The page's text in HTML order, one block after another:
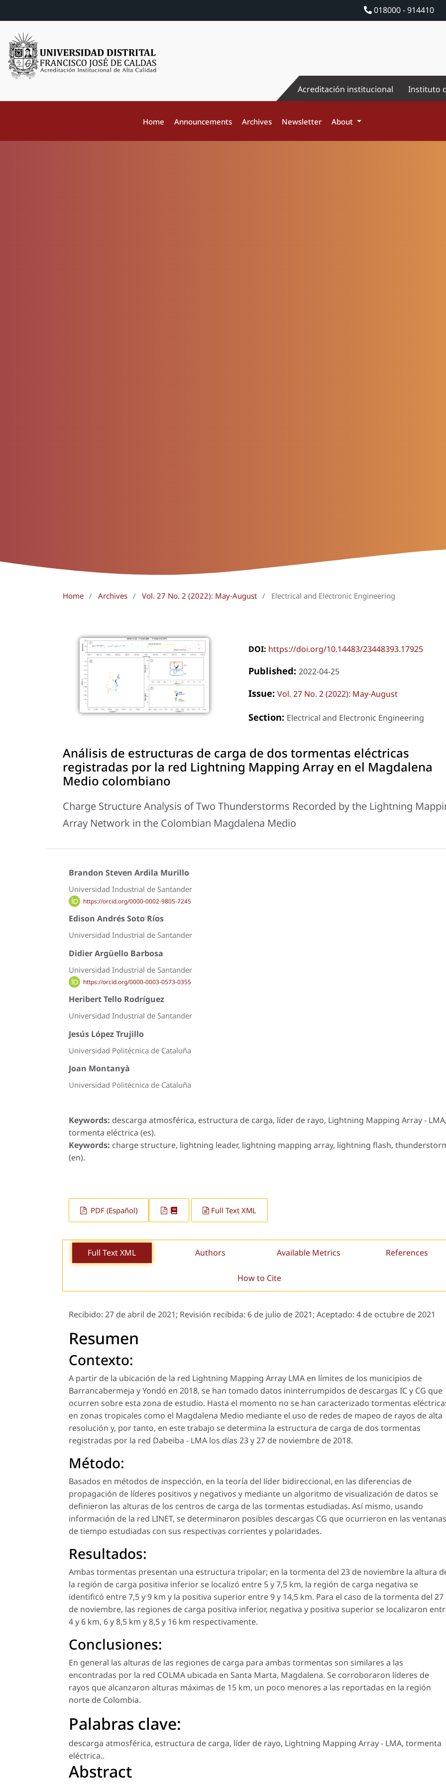
018000 - 914410
Acreditación institucional Instituto
Home Announcements Archives Newsletter About
Home / Archives / Vol. 27 No. 2 (2022): May-August / Electrical and Electronic Engineering
DOI: https://doi.org/10.14483/23448393.17925
Published: 2022-04-25
Issue: Vol. 27 No. 2 (2022): May-August
Section: Electrical and Electronic Engineering
Análisis de estructuras de carga de dos tormentas eléctricas
registradas por la red Lightning Mapping Array en el Magdalena
Medio colombiano
Charge Structure Analysis of Two Thunderstorms Recorded by the Lightning
Array Network in the Colombian Magdalena Medio
Brandon Steven Ardila Murillo
Universidad Industrial de Santander
https://orcid.org/0000-0002-9805-7245
Edison Andrés Soto Ríos
Universidad Industrial de Santander
Didier Argüello Barbosa
Universidad Industrial de Santander
https://orcid.org/0000-0003-0573-0355
Heribert Tello Rodríguez
Universidad Industrial de Santander
Jesús López Trujillo
Universidad Politécnica de Cataluña
Joan Montanyà
Universidad Politécnica de Cataluña
Keywords: descarga atmosférica, estructura de carga, líder de rayo, Lightning Mapping Array -
tormenta eléctrica (es).
Keywords: charge structure, lightning leader, lightning mapping array, lightning flash,
(en).
PDF (Español) Full Text XML
Full Text XML Authors Available Metrics References
How to Cite
Recibido: 27 de abril de 2021; Revisión recibida: 6 de julio de 2021; Aceptado: 4 de octubre de 2021
Resumen
Contexto:
A partir de la ubicación de la red Lightning Mapping Array LMA en límites de los municipios de
Barrancabermeja y Yondó en 2018, se han tomado datos ininterrumpidos de descargas IC y CG que
ocurren sobre esta zona de estudio. Hasta el momento no se han caracterizado tormentas
en zonas tropicales como el Magdalena Medio mediante el uso de redes de mapeo de rayos de alta
resolución y, por tanto, en este trabajo se determina la estructura de carga de dos tormentas
registradas por la red Dabeiba - LMA los días 23 y 27 de noviembre de 2018.
Método:
Basados en métodos de inspección, en la teoría del líder bidireccional, en las diferencias de
propagación de líderes positivos y negativos y mediante un algoritmo de visualización de datos se
definieron las alturas de los centros de carga de las tormentas estudiadas. Así mismo, usando
información de la red LINET, se determinaron posibles descargas CG que ocurrieron en las ventanas
de tiempo estudiadas con sus respectivas corrientes y polaridades.
Resultados:
Ambas tormentas presentan una estructura tripolar; en la tormenta del 23 de noviembre la altura
la región de carga positiva inferior se localizó entre 5 y 7,5 km, la región de carga negativa se
identificó entre 7,5 y 9 km y la positiva superior entre 9 y 14,5 km. Para el caso de la tormenta del 27
de noviembre, las regiones de carga positiva inferior, negativa y positiva superior se localizaron
4 y 6 km, 6 y 8,5 km y 8,5 y 16 km respectivamente.
Conclusiones:
En general las alturas de las regiones de carga para ambas tormentas son similares a las
encontradas por la red COLMA ubicada en Santa Marta, Magdalena. Se corroboraron líderes de
rayos que alcanzaron alturas máximas de 15 km, un poco menores a las reportadas en la región
norte de Colombia.
Palabras clave:
descarga atmosférica, estructura de carga, líder de rayo, Lightning Mapping Array - LMA, tormenta
eléctrica..
Abstract